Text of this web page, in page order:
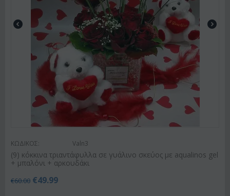
ΚΩΔΙΚΟΣ: Valn3
(9) κόκκινα τριαντάφυλλα σε γυάλινο σκεύος με aqualinos gel
+ μπαλόνι + αρκουδάκι
€60.00 €49.99